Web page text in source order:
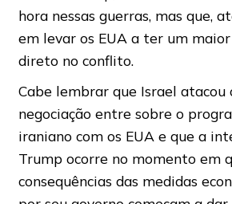
hora nessas guerras, mas que,
em levar os EUA a ter um
direto no conflito.
Cabe lembrar que Israel atacou
negociação entre sobre o
iraniano com os EUA e que a
Trump ocorre no momento em
consequências das medidas